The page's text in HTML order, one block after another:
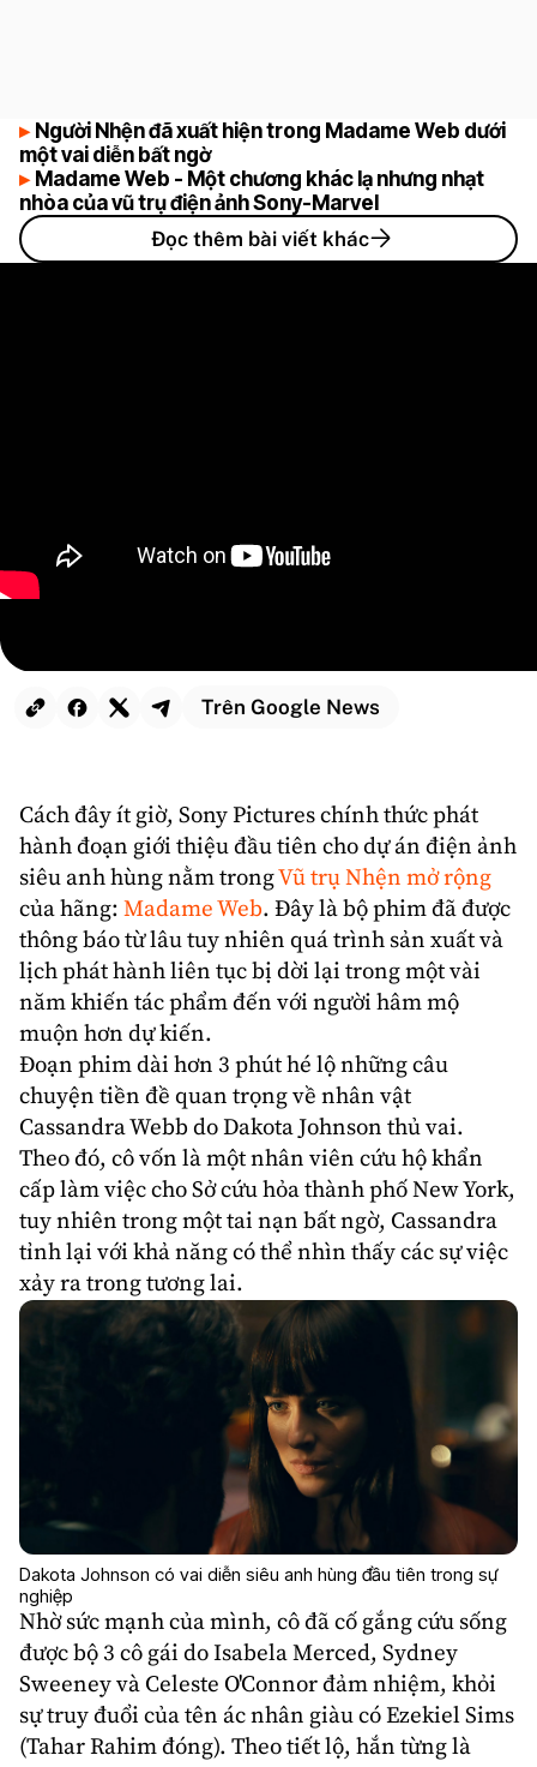
Trên Google News
Cách đây ít giờ, Sony Pictureschính thức phát
hành đoạn giới thiệu đầu tiên cho dự án điện ảnh
siêu anh hùngnằm trongVũ trụ Nhện mở rộng
của hãng: Madame Web. Đây là bộ phim đã được
thông báo từ lâu tuy nhiên quá trình sản xuất và
lịch phát hành liên tục bị dời lại trong một vài
năm khiến tác phẩm đến với người hâm mộ
muộn hơn dự kiến.
Đoạn phim dài hơn 3 phút hé lộ những câu
chuyện tiền đề quan trọng về nhân vật
Cassandra Webb doDakota Johnson thủ vai.
Theo đó, cô vốn là một nhân viên cứu hộ khẩn
cấp làm việc cho Sở cứu hỏa thành phố New York,
tuy nhiên trong một tai nạn bất ngờ, Cassandra
tỉnh lại với khả năng có thể nhìn thấy các sự việc
xảy ra trong tương lai.
Dakota Johnson có vai diễn siêu anh hùng đầu tiên trong sự
nghiệp
Nhờ sức mạnh của mình, cô đã cố gắng cứu sống
được bộ 3 cô gái doIsabela Merced, Sydney
Sweeneyvà Celeste O'Connorđảm nhiệm, khỏi
sự truy đuổi của tên ác nhân giàu có Ezekiel Sims
(Tahar Rahimđóng). Theo tiết lộ, hắn từng là
Người Nhện đã xuất hiện trong Madame Web dưới
một vai diễn bất ngờ
Madame Web - Một chương khác lạ nhưng nhạt
nhòa của vũ trụ điện ảnh Sony-Marvel
Đọc thêm bài viết khác